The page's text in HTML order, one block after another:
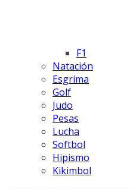
F1
Natación
Esgrima
Golf
Judo
Pesas
Lucha
Softbol
Hipismo
Kikimbol